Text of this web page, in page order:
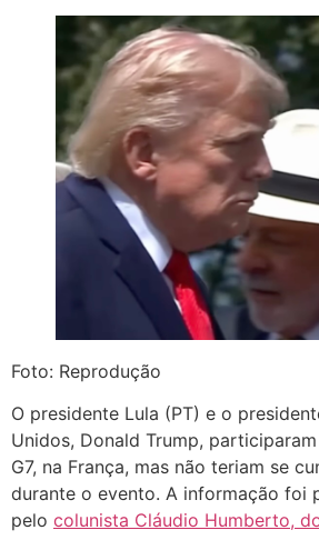
Foto: Reprodução
O presidente Lula (PT) e o
Unidos, Donald Trump,
G7, na França, mas não teriam se
durante o evento. A informação foi
pelo colunista Cláudio Humberto,